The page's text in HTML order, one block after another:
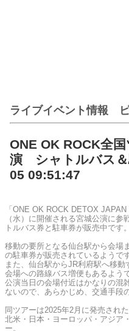
ライブイベント情報
ONE OK ROCK全
演 シャトルバス＆
05 09:51:47
「ONE OK ROCK DETOX
（水）に開催される宮城公演に
トルバス券と駐車券が販売中です。
移動の要所となる仙台駅から会場
の駐車券が販売されているようです
また、仙台駅からJR利府駅へ移
会場への路線バス増便もあるようで
公演当日の会場付近はかなりの混
ないので、あらかじめ、交通手段
同ツアーは2025年2月に発売され
北米・日本・ヨーロッパ・アジア
ー。